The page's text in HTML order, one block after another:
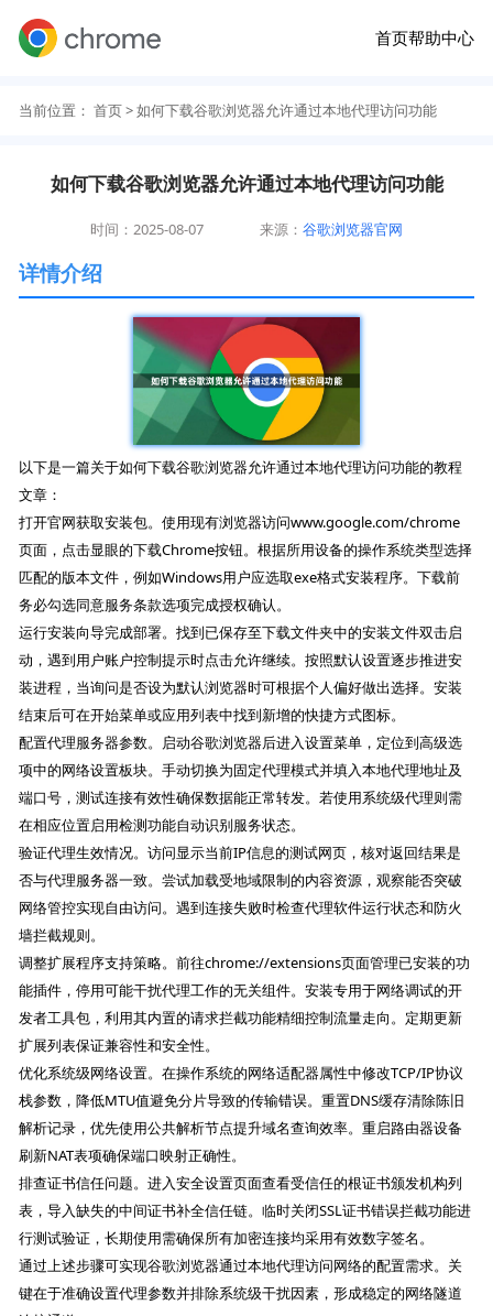
首页帮助中心
当前位置： 首页> 如何下载谷歌浏览器允许通过本地代理访问功能
如何下载谷歌浏览器允许通过本地代理访问功能
时间：2025-08-07 来源：谷歌浏览器官网
详情介绍
以下是一篇关于如何下载谷歌浏览器允许通过本地代理访问功能的教程
文章：
打开官网获取安装包。使用现有浏览器访问www.google.com/chrome
页面，点击显眼的下载Chrome按钮。根据所用设备的操作系统类型选择
匹配的版本文件，例如Windows用户应选取exe格式安装程序。下载前
务必勾选同意服务条款选项完成授权确认。
运行安装向导完成部署。找到已保存至下载文件夹中的安装文件双击启
动，遇到用户账户控制提示时点击允许继续。按照默认设置逐步推进安
装进程，当询问是否设为默认浏览器时可根据个人偏好做出选择。安装
结束后可在开始菜单或应用列表中找到新增的快捷方式图标。
配置代理服务器参数。启动谷歌浏览器后进入设置菜单，定位到高级选
项中的网络设置板块。手动切换为固定代理模式并填入本地代理地址及
端口号，测试连接有效性确保数据能正常转发。若使用系统级代理则需
在相应位置启用检测功能自动识别服务状态。
验证代理生效情况。访问显示当前IP信息的测试网页，核对返回结果是
否与代理服务器一致。尝试加载受地域限制的内容资源，观察能否突破
网络管控实现自由访问。遇到连接失败时检查代理软件运行状态和防火
墙拦截规则。
调整扩展程序支持策略。前往chrome://extensions页面管理已安装的功
能插件，停用可能干扰代理工作的无关组件。安装专用于网络调试的开
发者工具包，利用其内置的请求拦截功能精细控制流量走向。定期更新
扩展列表保证兼容性和安全性。
优化系统级网络设置。在操作系统的网络适配器属性中修改TCP/IP协议
栈参数，降低MTU值避免分片导致的传输错误。重置DNS缓存清除陈旧
解析记录，优先使用公共解析节点提升域名查询效率。重启路由器设备
刷新NAT表项确保端口映射正确性。
排查证书信任问题。进入安全设置页面查看受信任的根证书颁发机构列
表，导入缺失的中间证书补全信任链。临时关闭SSL证书错误拦截功能进
行测试验证，长期使用需确保所有加密连接均采用有效数字签名。
通过上述步骤可实现谷歌浏览器通过本地代理访问网络的配置需求。关
键在于准确设置代理参数并排除系统级干扰因素，形成稳定的网络隧道